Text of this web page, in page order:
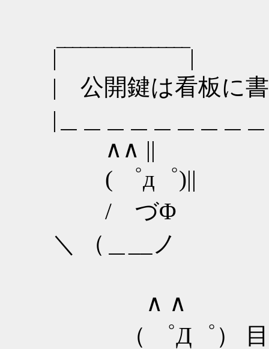
|‾‾‾‾‾‾‾‾‾‾‾‾‾‾‾‾‾|
| 公開鍵は看板に書
|＿＿＿＿＿＿＿＿
∧∧ ||
( ゜д゜)||
/ づΦ
＼ （＿__ノ
∧ ∧ ／
（ ゜Д゜） 目